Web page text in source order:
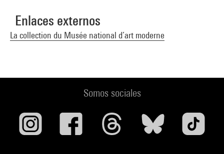
Enlaces externos
La collection du Musée national d’art moderne
Somos sociales